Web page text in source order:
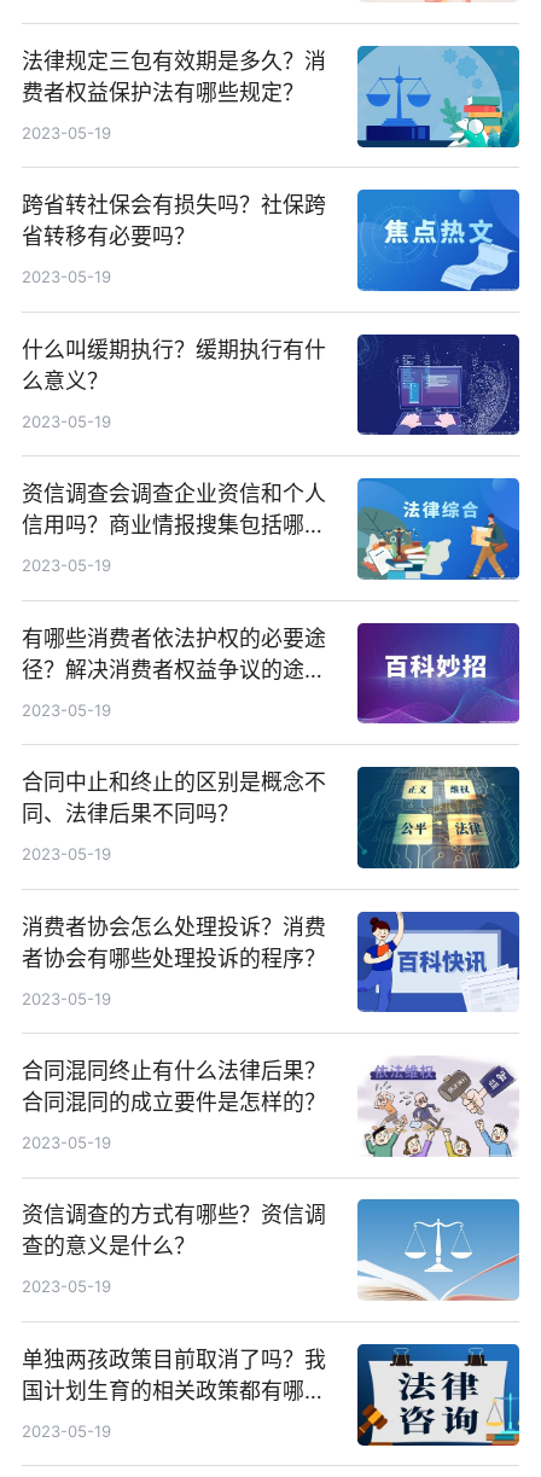
法律规定三包有效期是多久？消
费者权益保护法有哪些规定？
2023-05-19
跨省转社保会有损失吗？社保跨
省转移有必要吗？
2023-05-19
什么叫缓期执行？缓期执行有什
么意义？
2023-05-19
资信调查会调查企业资信和个人
信用吗？商业情报搜集包括哪
些？
2023-05-19
有哪些消费者依法护权的必要途
径？解决消费者权益争议的途径
有几种？
2023-05-19
合同中止和终止的区别是概念不
同、法律后果不同吗？
2023-05-19
消费者协会怎么处理投诉？消费
者协会有哪些处理投诉的程序？
2023-05-19
合同混同终止有什么法律后果？
合同混同的成立要件是怎样的？
2023-05-19
资信调查的方式有哪些？资信调
查的意义是什么？
2023-05-19
单独两孩政策目前取消了吗？我
国计划生育的相关政策都有哪
些？
2023-05-19